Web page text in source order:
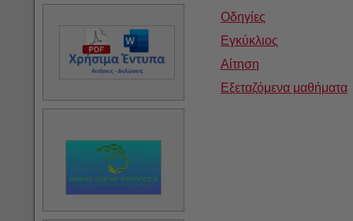
Οδηγίες
Εγκύκλιος
Αίτηση
Εξεταζόμενα μαθήματα